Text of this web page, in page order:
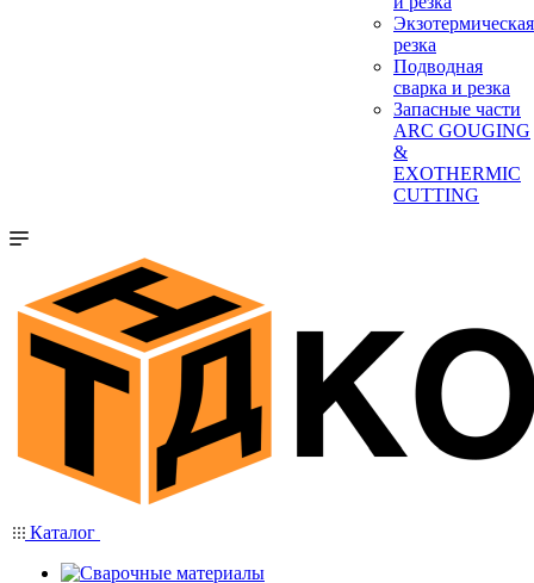
Экзотермическая
резка
Подводная
сварка и резка
Запасные части
ARC GOUGING
&
EXOTHERMIC
CUTTING
Каталог